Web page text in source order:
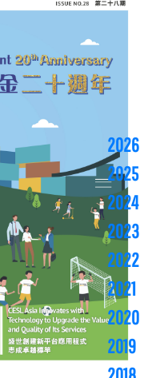
2026
2025
2024
2023
2022
2021
2020
2019